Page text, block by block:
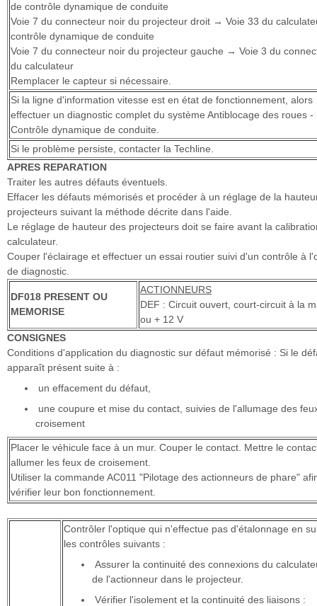
de contrôle dynamique de conduite
Voie 7 du connecteur noir du projecteur droit → Voie 33 du
contrôle dynamique de conduite
Voie 7 du connecteur noir du projecteur gauche → Voie 3 du
du calculateur
Remplacer le capteur si nécessaire.
Si la ligne d'information vitesse est en état de fonctionnement, alors
effectuer un diagnostic complet du système Antiblocage des roues -
Contrôle dynamique de conduite.
Si le problème persiste, contacter la Techline.
APRES REPARATION
Traiter les autres défauts éventuels.
Effacer les défauts mémorisés et procéder à un réglage de la
projecteurs suivant la méthode décrite dans l'aide.
Le réglage de hauteur des projecteurs doit se faire avant la
calculateur.
Couper l'éclairage et effectuer un essai routier suivi d'un contrôle à
de diagnostic.
DF018 PRESENT OU
MEMORISE
ACTIONNEURS
DEF : Circuit ouvert, court-circuit à la
ou + 12 V
CONSIGNES
Conditions d'application du diagnostic sur défaut mémorisé : Si le
apparaît présent suite à :
un effacement du défaut,
une coupure et mise du contact, suivies de l'allumage des
croisement
Placer le véhicule face à un mur. Couper le contact. Mettre le
allumer les feux de croisement.
Utiliser la commande AC011 "Pilotage des actionneurs de phare"
vérifier leur bon fonctionnement.
Contrôler l'optique qui n'effectue pas d'étalonnage en
les contrôles suivants :
Assurer la continuité des connexions du
de l'actionneur dans le projecteur.
Vérifier l'isolement et la continuité des liaisons :